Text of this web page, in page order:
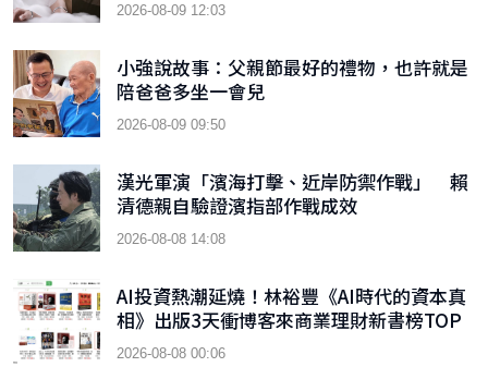
2026-08-09 12:03
小強說故事：父親節最好的禮物，也許就是
陪爸爸多坐一會兒
2026-08-09 09:50
漢光軍演「濱海打擊、近岸防禦作戰」 賴
清德親自驗證濱指部作戰成效
2026-08-08 14:08
AI投資熱潮延燒！林裕豐《AI時代的資本真
相》出版3天衝博客來商業理財新書榜TOP
9
2026-08-08 00:06